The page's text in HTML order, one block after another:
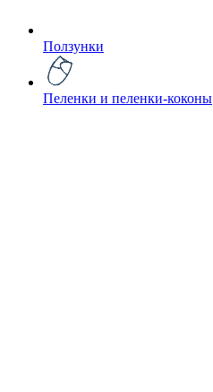
Ползунки
Пеленки и пеленки-коконы